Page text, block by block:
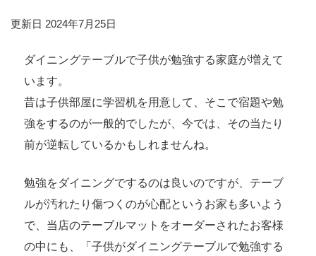
更新日 2024年7月25日
ダイニングテーブルで子供が勉強する家庭が増えて
います。
昔は子供部屋に学習机を用意して、そこで宿題や勉
強をするのが一般的でしたが、今では、その当たり
前が逆転しているかもしれませんね。
勉強をダイニングでするのは良いのですが、テーブ
ルが汚れたり傷つくのが心配というお家も多いよう
で、当店のテーブルマットをオーダーされたお客様
の中にも、「子供がダイニングテーブルで勉強する